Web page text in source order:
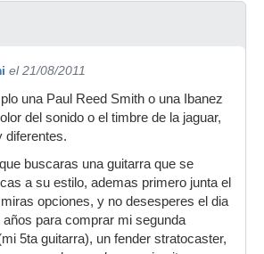
el 21/08/2011
una Paul Reed Smith o una Ibanez
del sonido o el timbre de la jaguar,
diferentes.
buscaras una guitarra que se
a su estilo, ademas primero junta el
opciones, y no desesperes el dia
años para comprar mi segunda
5ta guitarra), un fender stratocaster,